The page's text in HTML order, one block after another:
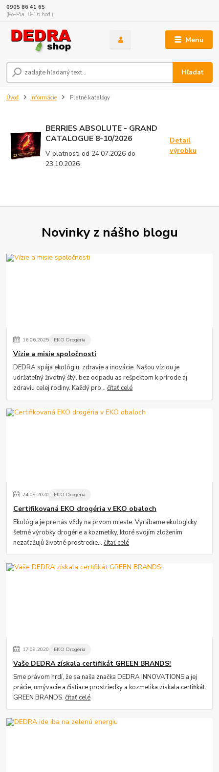
Menu
Hľadať
0905 86 41 65
(Po-Pia, 8-16 hod.)
Úvod Informácie Platné katalógy
BERRIES ABSOLUTE - GRAND
CATALOGUE 8-10/2026
V platnosti od 24.07.2026 do
23.10.2026
Detail
výrobku
Novinky z nášho blogu
16.06.2025 EKO Drogéria
Vízie a misie spoločnosti
DEDRA spája ekológiu, zdravie a inovácie. Našou víziou je
udržateľný životný štýl bez odpadu as rešpektom k prírode aj
zdraviu celej rodiny. Každý pro...čítať celé
24.09.2020 EKO Drogéria
Certifikovaná EKO drogéria v EKO obaloch
Ekológia je pre nás vždy na prvom mieste. Vyrábame ekologicky
šetrné výrobky drogérie a kozmetiky, ktoré svojím zložením
nezaťažujú životné prostredie...čítať celé
17.09.2020 EKO Drogéria
Vaše DEDRA získala certifikát GREEN BRANDS!
Sme právom hrdí, že sa naša značka DEDRA INNOVATIONS a jej
prácie, umývacie a čistiace prostriedky a kozmetika získala certifikát
GREEN BRANDS.čítať celé